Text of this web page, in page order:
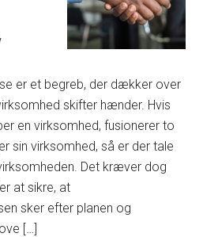
er et begreb, der dækker over
skifter hænder. Hvis
en virksomhed, fusionerer to
sin virksomhed, så er der tale
Det kræver dog
at sikre, at
sker efter planen og
[…]